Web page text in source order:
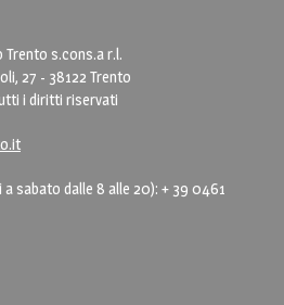
Trento s.cons.a r.l.
27 - 38122 Trento
i diritti riservati
sabato dalle 8 alle 20): + 39 0461